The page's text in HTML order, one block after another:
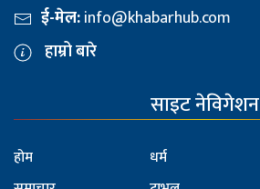
ई-मेल:info@khabarhub.com
हाम्रो बारे
साइट नेविगेशन
होम
धर्म